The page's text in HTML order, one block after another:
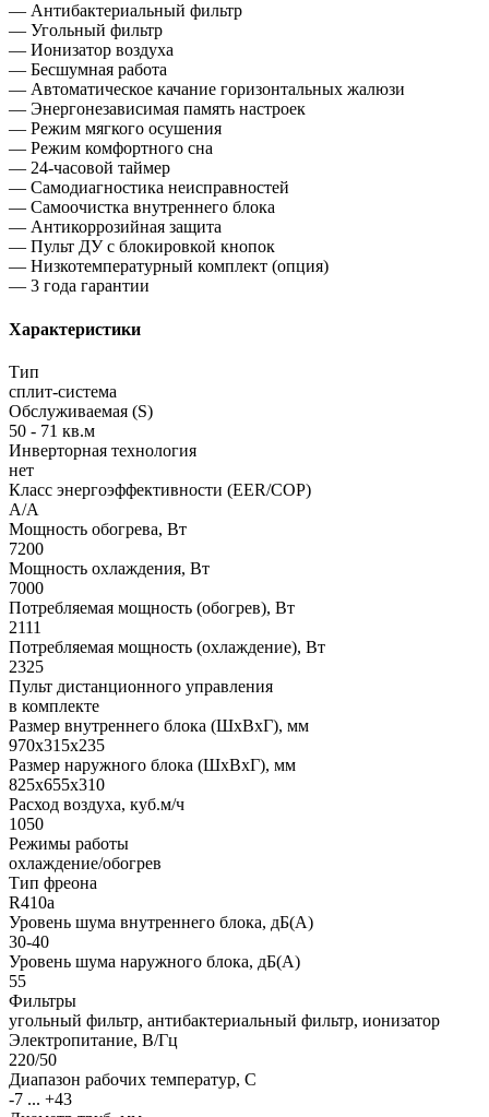
— Антибактериальный фильтр
— Угольный фильтр
— Ионизатор воздуха
— Бесшумная работа
— Автоматическое качание горизонтальных жалюзи
— Энергонезависимая память настроек
— Режим мягкого осушения
— Режим комфортного сна
— 24-часовой таймер
— Самодиагностика неисправностей
— Самоочистка внутреннего блока
— Антикоррозийная защита
— Пульт ДУ с блокировкой кнопок
— Низкотемпературный комплект (опция)
— 3 года гарантии
Характеристики
Тип
сплит-система
Обслуживаемая (S)
50 - 71 кв.м
Инверторная технология
нет
Класс энергоэффективности (EER/COP)
A/A
Мощность обогрева, Вт
7200
Мощность охлаждения, Вт
7000
Потребляемая мощность (обогрев), Вт
2111
Потребляемая мощность (охлаждение), Вт
2325
Пульт дистанционного управления
в комплекте
Размер внутреннего блока (ШхВхГ), мм
970x315x235
Размер наружного блока (ШхВхГ), мм
825x655x310
Расход воздуха, куб.м/ч
1050
Режимы работы
охлаждение/обогрев
Тип фреона
R410a
Уровень шума внутреннего блока, дБ(А)
30-40
Уровень шума наружного блока, дБ(А)
55
Фильтры
угольный фильтр, антибактериальный фильтр, ионизатор
Электропитание, В/Гц
220/50
Диапазон рабочих температур, С
-7 ... +43